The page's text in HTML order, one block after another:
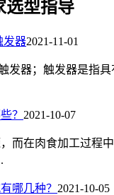
选型指导
发器2021-11-01
发器；触发器是指
？ 2021-10-07
而在肉食加工过程
哪几种？ 2021-10-05